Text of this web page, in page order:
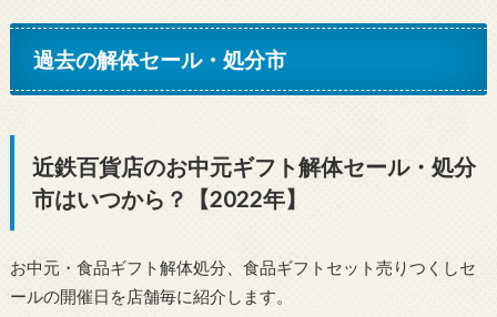
過去の解体セール・処分市
近鉄百貨店のお中元ギフト解体セール・処分
市はいつから？【2022年】
お中元・食品ギフト解体処分、食品ギフトセット売りつくしセ
ールの開催日を店舗毎に紹介します。